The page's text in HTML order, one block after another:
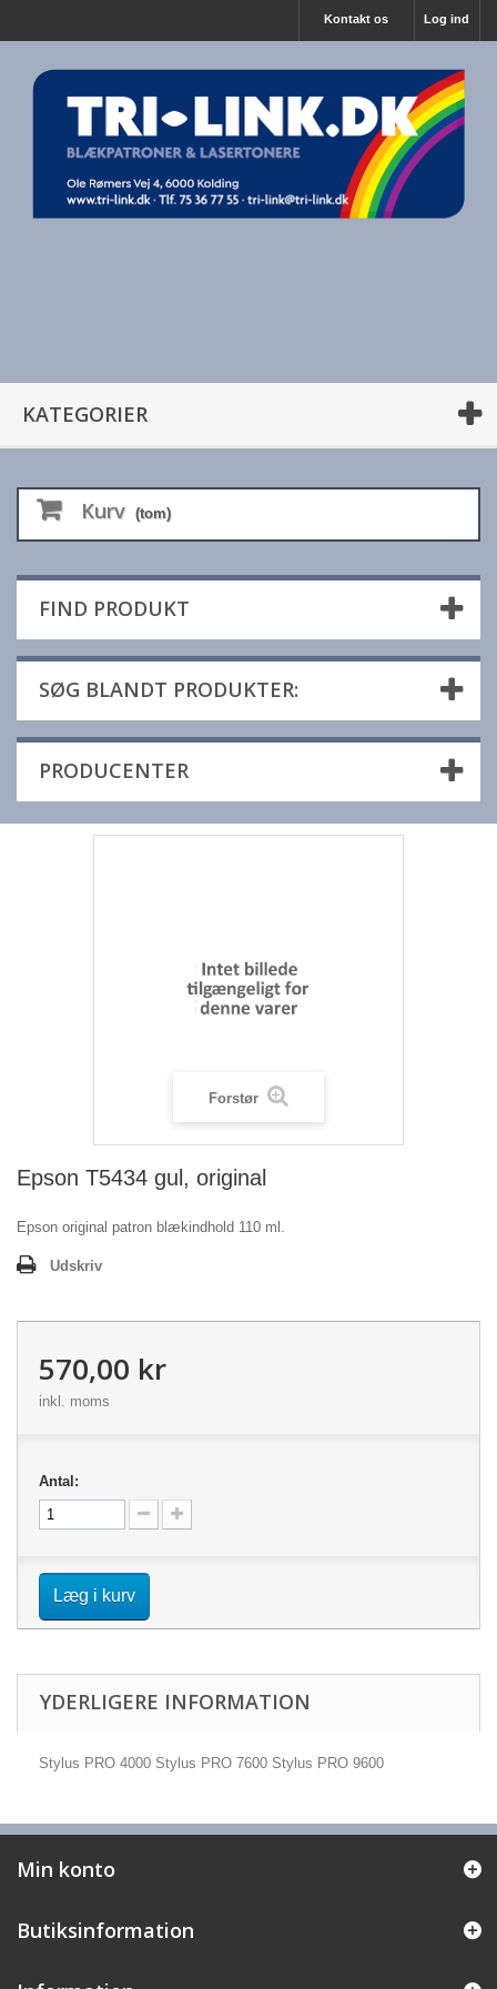
Log ind
Kontakt os
KATEGORIER
Kurv (tom)
FIND PRODUKT
SØG BLANDT PRODUKTER:
PRODUCENTER
Forstør
Epson T5434 gul, original
Epson original patron blækindhold 110 ml.
Udskriv
570,00 kr
inkl. moms
Antal:
Læg i kurv
YDERLIGERE INFORMATION
Stylus PRO 4000 Stylus PRO 7600 Stylus PRO 9600
Min konto
Butiksinformation